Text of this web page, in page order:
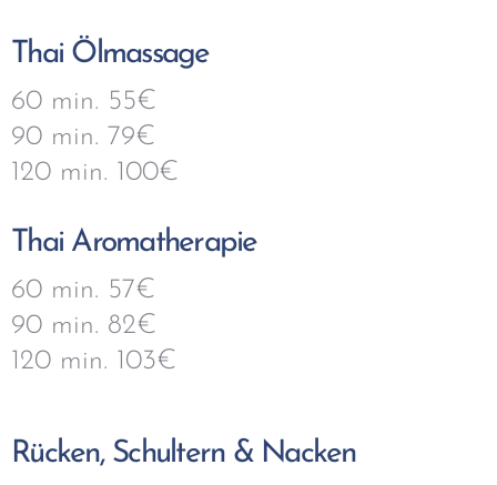
Thai Ölmassage
60 min. 55€
90 min. 79€
120 min. 100€
Thai Aromatherapie
60 min. 57€
90 min. 82€
120 min. 103€
Rücken, Schultern & Nacken